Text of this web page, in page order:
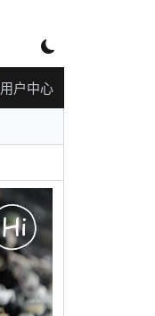
用户中心